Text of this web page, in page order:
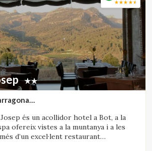
CA ES EN FR
Josep és un acollidor hotel a Bot, a la
ofereix vistes a la muntanya i a les
d’un excel·lent restaurant